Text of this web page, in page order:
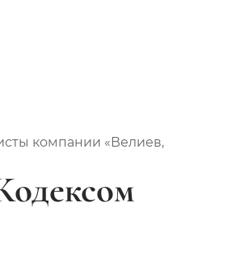
компании «Велиев,